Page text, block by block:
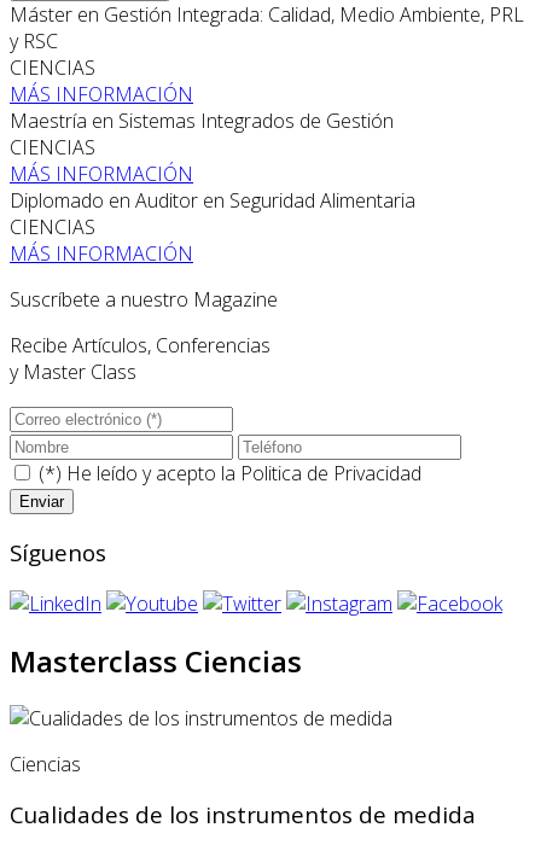
Máster en Gestión Integrada: Calidad, Medio Ambiente, PRL
y RSC
CIENCIAS
MÁS INFORMACIÓN
Maestría en Sistemas Integrados de Gestión
CIENCIAS
MÁS INFORMACIÓN
Diplomado en Auditor en Seguridad Alimentaria
CIENCIAS
MÁS INFORMACIÓN
Suscríbete a nuestro Magazine
Recibe Artículos, Conferencias
y Master Class
(*) He leído y acepto la Politica de Privacidad
Síguenos
Masterclass Ciencias
Ciencias
Cualidades de los instrumentos de medida